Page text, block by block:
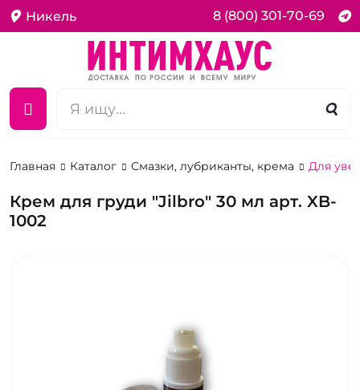
Никель 8 (800) 301-70-69
Главная Каталог Смазки, лубриканты, крема Для
Крем для груди "Jilbro" 30 мл арт. XB-
1002